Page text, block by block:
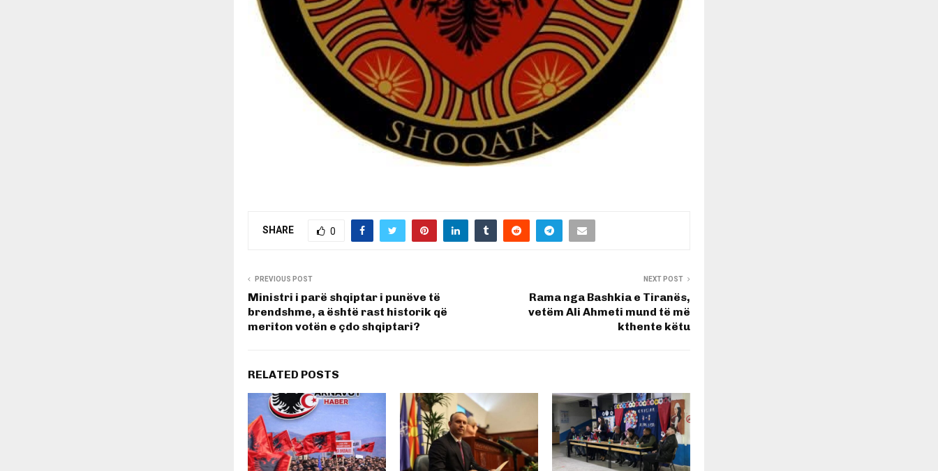
SHARE 0
PREVIOUS POST
Ministri i parë shqiptar i punëve të
brendshme, a është rast historik që
meriton votën e çdo shqiptari?
NEXT POST
Rama nga Bashkia e Tiranës,
vetëm Ali Ahmeti mund të më
kthente këtu
RELATED POSTS